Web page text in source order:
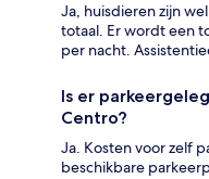
Ja, huisdieren zijn
totaal. Er wordt een
per nacht.
Is er
Centro?
Ja. Kosten voor zelf
beschikbare